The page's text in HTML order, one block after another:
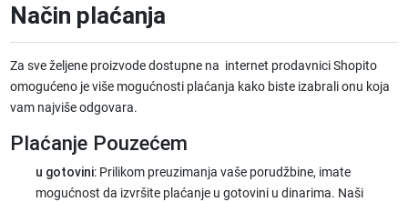
Način plaćanja
Za sve željene proizvode dostupne na internet prodavnici Shopito
omogućeno je više mogućnosti plaćanja kako biste izabrali onu koja
vam najviše odgovara.
Plaćanje Pouzećem
u gotovini: Prilikom preuzimanja vaše porudžbine, imate
mogućnost da izvršite plaćanje u gotovini u dinarima. Naši